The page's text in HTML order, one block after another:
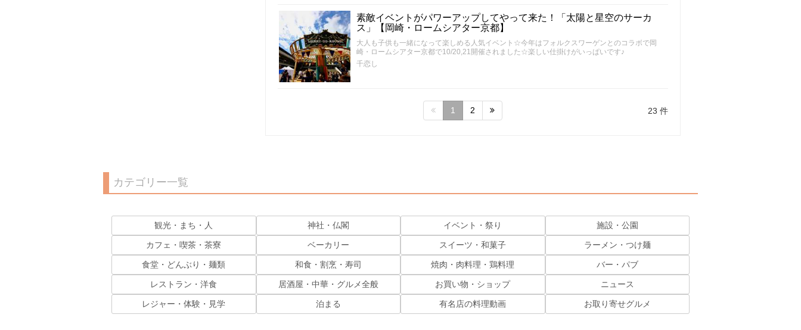
素敵イベントがパワーアップしてやって来た！「太陽と星空のサーカ
ス」【岡崎・ロームシアター京都】
大人も子供も一緒になって楽しめる人気イベント☆今年はフォルクスワーゲンとのコラボで岡
崎・ロームシアター京都で10/20,21開催されました☆楽しい仕掛けがいっぱいです♪
千恋し
23 件
1 2
カテゴリー一覧
観光・まち・人 神社・仏閣 イベント・祭り 施設・公園
カフェ・喫茶・茶寮 ベーカリー スイーツ・和菓子 ラーメン・つけ麺
食堂・どんぶり・麺類 和食・割烹・寿司 焼肉・肉料理・鶏料理 バー・パブ
レストラン・洋食 居酒屋・中華・グルメ全般 お買い物・ショップ ニュース
レジャー・体験・見学 泊まる 有名店の料理動画 お取り寄せグルメ